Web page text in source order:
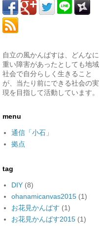
自立の風かんばすは、どんなに
重い障害があったとしても地域
社会で自分らしく生きること
が、当たり前にできる社会の実
現を目指して活動しています。
menu
通信「小石」
拠点
tag
DIY (8)
ohanamicanvas2015 (1)
お花見かんばす (1)
お花見かんばす2015 (1)